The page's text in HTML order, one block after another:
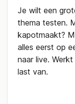
Je wilt een
thema testen.
kapotmaakt?
alles eerst op
naar live.
last van.